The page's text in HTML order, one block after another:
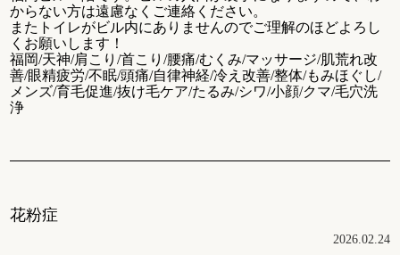
からない方は遠慮なくご連絡ください。
またトイレがビル内にありませんのでご理解のほどよろし
くお願いします！
福岡/天神/肩こり/首こり/腰痛/むくみ/マッサージ/肌荒れ改
善/眼精疲労/不眠/頭痛/自律神経/冷え改善/整体/もみほぐし/
メンズ/育毛促進/抜け毛ケア/たるみ/シワ/小顔/クマ/毛穴洗
浄
花粉症
2026.02.24